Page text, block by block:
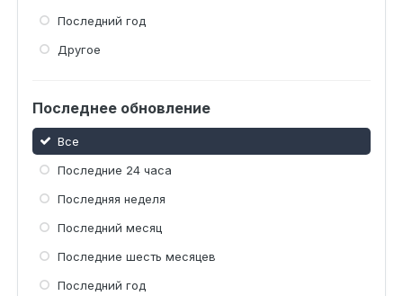
Последний год
Другое
Последнее обновление
Все
Последние 24 часа
Последняя неделя
Последний месяц
Последние шесть месяцев
Последний год